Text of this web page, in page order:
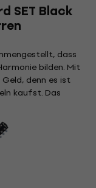
SET Black
dass
bilden. Mit
denn es ist
kaufst. Das